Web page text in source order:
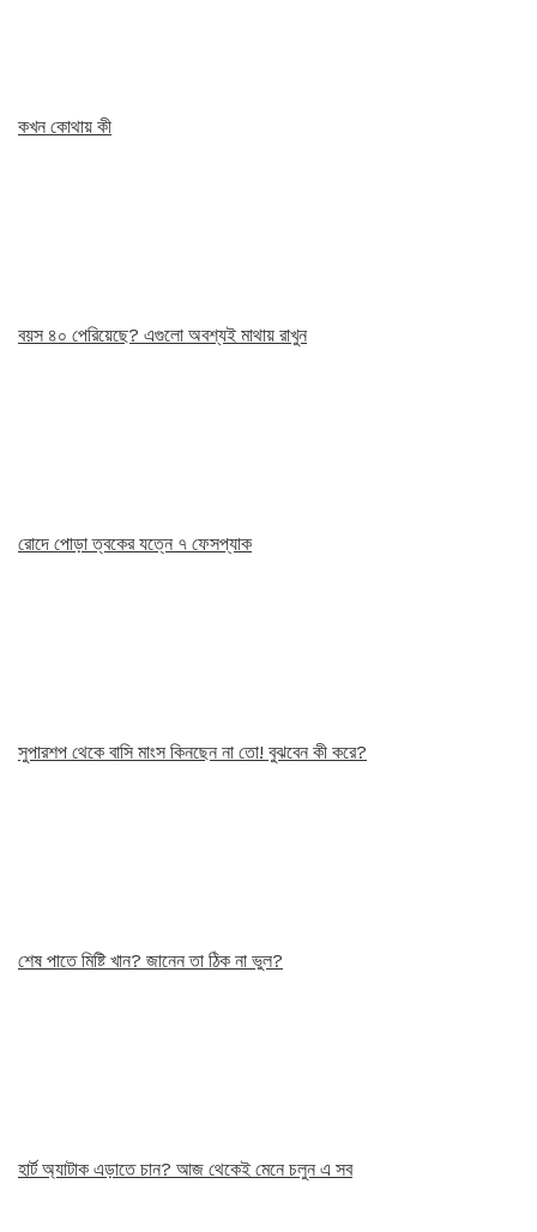
কখন কোথায় কী
বয়স ৪০ পেরিয়েছে? এগুলো অবশ্যই মাথায় রাখুন
রোদে পোড়া ত্বকের যত্নে ৭ ফেসপ্যাক
সুপারশপ থেকে বাসি মাংস কিনছেন না তো! বুঝবেন কী করে?
শেষ পাতে মিষ্টি খান? জানেন তা ঠিক না ভুল?
হার্ট অ্যাটাক এড়াতে চান? আজ থেকেই মেনে চলুন এ সব